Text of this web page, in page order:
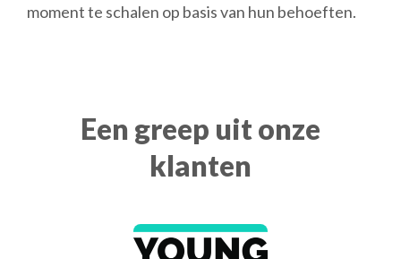
moment te schalen op basis van hun behoeften.
Een greep uit onze
klanten